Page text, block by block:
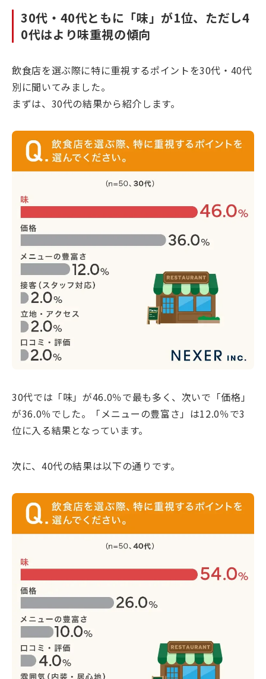
30代・40代ともに「味」が1位、ただし4
0代はより味重視の傾向
飲食店を選ぶ際に特に重視するポイントを30代・40代
別に聞いてみました。
まずは、30代の結果から紹介します。
30代では「味」が46.0％で最も多く、次いで「価格」
が36.0％でした。「メニューの豊富さ」は12.0％で3
位に入る結果となっています。
次に、40代の結果は以下の通りです。